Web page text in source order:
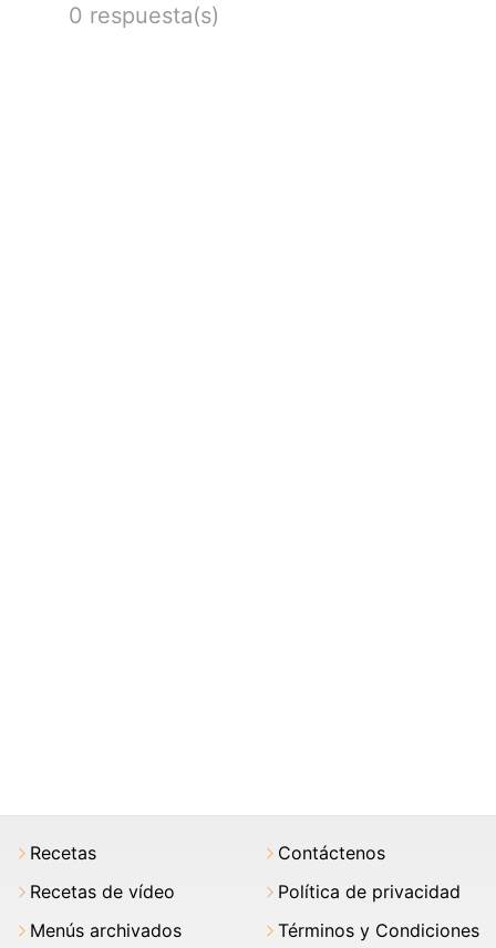
0 respuesta(s)
Recetas
Recetas de vídeo
Menús archivados
Contáctenos
Política de privacidad
Términos y Condiciones